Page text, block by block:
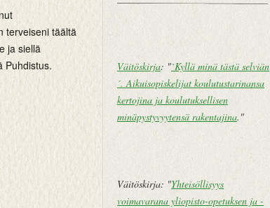
terveiseni täältä
ja siellä
Puhdistus.
Väitöskirja: "`Kyllä minä tästä selviän
´. Aikuisopiskelijat koulutustarinansa
kertojina ja koulutuksellisen
minäpystyvyytensä rakentajina."
Väitöskirja: "Yhteisöllisyys
voimavarana yliopisto-opetuksen ja -